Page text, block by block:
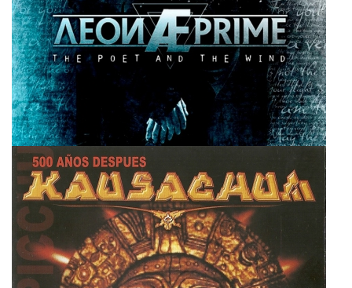
Aeon Prime
Super User